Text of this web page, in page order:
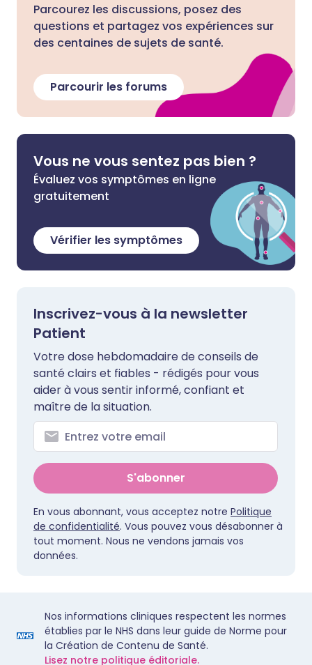
Parcourez les discussions, posez des
questions et partagez vos expériences sur
des centaines de sujets de santé.
Parcourir les forums
Vous ne vous sentez pas bien ?
Évaluez vos symptômes en ligne
gratuitement
Vérifier les symptômes
Inscrivez-vous à la newsletter
Patient
Votre dose hebdomadaire de conseils de
santé clairs et fiables - rédigés pour vous
aider à vous sentir informé, confiant et
maître de la situation.
S'abonner
En vous abonnant, vous acceptez notre Politique
de confidentialité. Vous pouvez vous désabonner à
tout moment. Nous ne vendons jamais vos
données.
Nos informations cliniques respectent les normes
établies par le NHS dans leur guide de Norme pour
la Création de Contenu de Santé.
Lisez notre politique éditoriale.